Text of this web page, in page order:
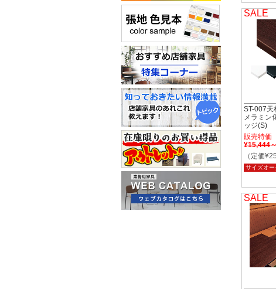
SALE
ST-007天
メラミン
ッジ(S)
販売特価
¥15,444
（定価
サイズオ
SALE